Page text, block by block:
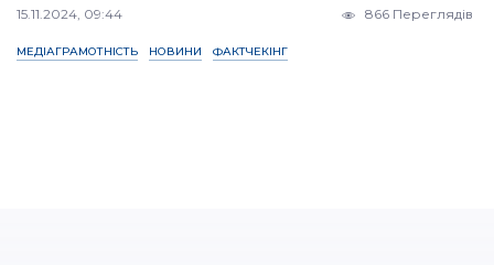
15.11.2024, 09:44 866 Переглядів
МЕДІАГРАМОТНІСТЬ НОВИНИ ФАКТЧЕКІНГ